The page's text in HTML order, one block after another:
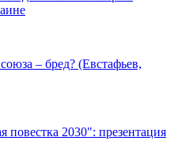
– бред? (Евстафьев,
повестка 2030": презентация